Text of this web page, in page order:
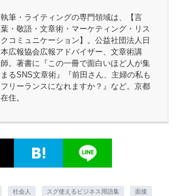
執筆・ライティングの専門領域は、【言
葉・敬語・文章術・マーケティング・リス
クコミュニケーション】。公益社団法人日
本広報協会広報アドバイザー、文章術講
師。著書に『この一冊で面白いほど人が集
まるSNS文章術』『前田さん、主婦の私も
フリーランスになれますか？』など。京都
在住。
社会人 スグ使えるビジネス用語集 面接